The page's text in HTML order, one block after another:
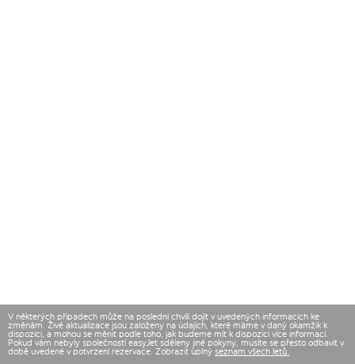
V některých případech může na poslední chvíli dojít v uvedených informacích ke
změnám. Živé aktualizace jsou založeny na údajích, které máme v daný okamžik k
dispozici, a mohou se měnit podle toho, jak budeme mít k dispozici více informací.
Pokud vám nebyly společností easyJet sděleny jiné pokyny, musíte se přesto odbavit v
době uvedené v potvrzení rezervace. Zobrazit úplný seznam všech letů.